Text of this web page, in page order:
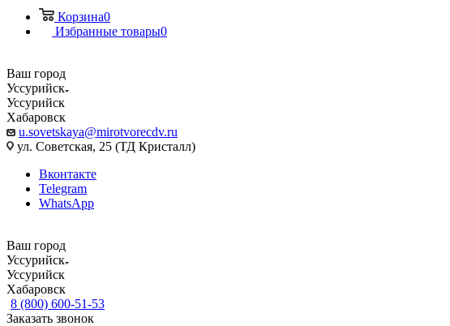
Корзина0
Избранные товары0
Ваш город
Уссурийск
Уссурийск
Хабаровск
u.sovetskaya@mirotvorecdv.ru
ул. Советская, 25 (ТД Кристалл)
Вконтакте
Telegram
WhatsApp
Ваш город
Уссурийск
Уссурийск
Хабаровск
8 (800) 600-51-53
Заказать звонок